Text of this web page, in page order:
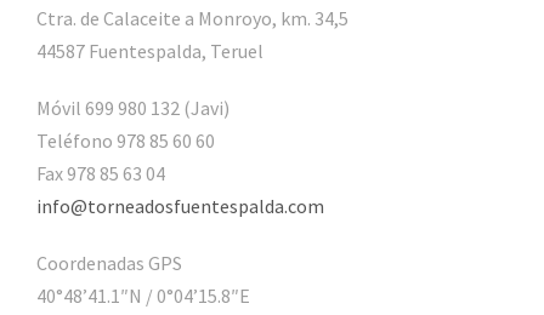
Ctra. de Calaceite a Monroyo, km. 34,5
44587 Fuentespalda, Teruel
Móvil 699 980 132 (Javi)
Teléfono 978 85 60 60
Fax 978 85 63 04
info@torneadosfuentespalda.com
Coordenadas GPS
40°48’41.1″N / 0°04’15.8″E